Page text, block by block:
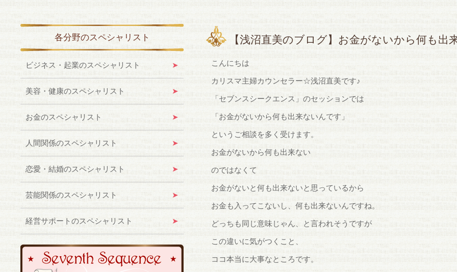
【浅沼直美のブログ】お金がないから何も出
こんにちは
カリスマ主婦カウンセラー☆浅沼直美です♪
「セブンスシークエンス」のセッションでは
「お金がないから何も出来ないんです」
というご相談を多く受けます。
お金がないから何も出来ない
のではなくて
お金がないと何も出来ないと思っているから
お金も入ってこないし、何も出来ないんですね。
どっちも同じ意味じゃん、と言われそうですが
この違いに気がつくこと、
ココ本当に大事なところです。
各分野のスペシャリスト
ビジネス・起業のスペシャリスト
美容・健康のスペシャリスト
お金のスペシャリスト
人間関係のスペシャリスト
恋愛・結婚のスペシャリスト
芸能関係のスペシャリスト
経営サポートのスペシャリスト